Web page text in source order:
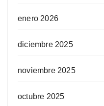
enero 2026
diciembre 2025
noviembre 2025
octubre 2025